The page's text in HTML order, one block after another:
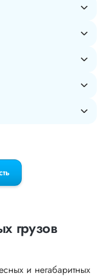
грузов
и негабаритных